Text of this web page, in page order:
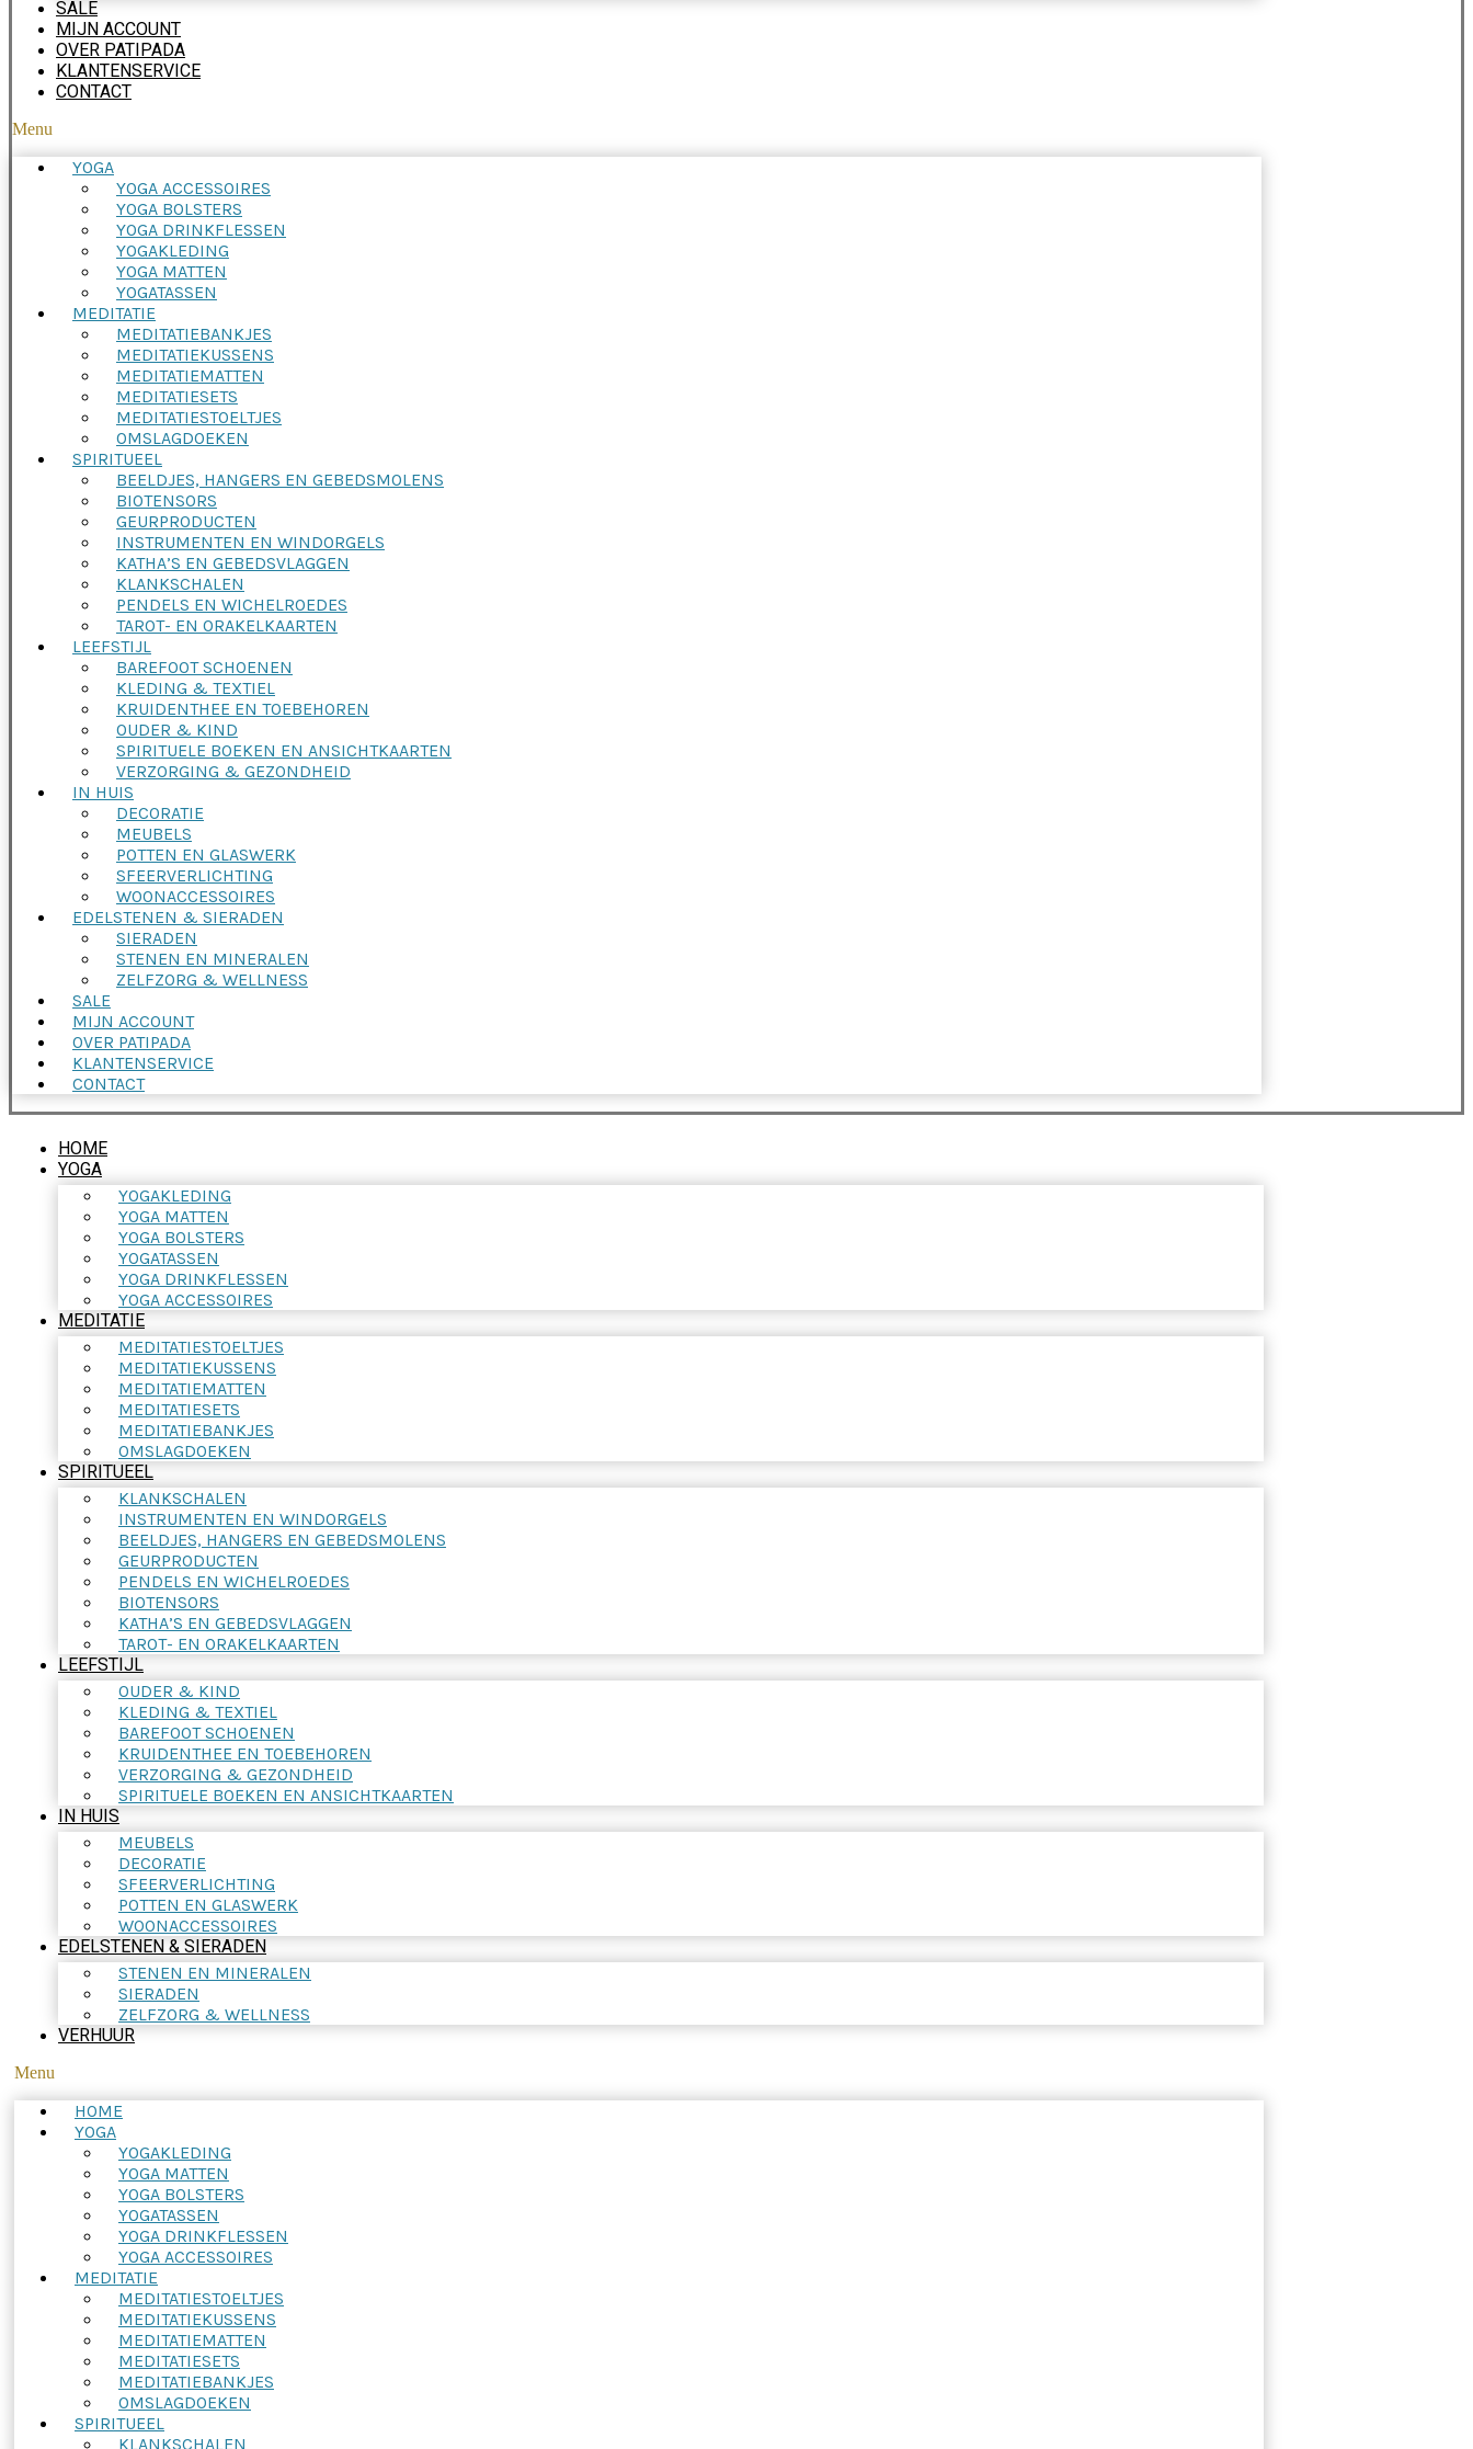
SALE
MIJN ACCOUNT
OVER PATIPADA
KLANTENSERVICE
CONTACT
Menu
YOGA
YOGA ACCESSOIRES
YOGA BOLSTERS
YOGA DRINKFLESSEN
YOGAKLEDING
YOGA MATTEN
YOGATASSEN
MEDITATIE
MEDITATIEBANKJES
MEDITATIEKUSSENS
MEDITATIEMATTEN
MEDITATIESETS
MEDITATIESTOELTJES
OMSLAGDOEKEN
SPIRITUEEL
BEELDJES, HANGERS EN GEBEDSMOLENS
BIOTENSORS
GEURPRODUCTEN
INSTRUMENTEN EN WINDORGELS
KATHA’S EN GEBEDSVLAGGEN
KLANKSCHALEN
PENDELS EN WICHELROEDES
TAROT- EN ORAKELKAARTEN
LEEFSTIJL
BAREFOOT SCHOENEN
KLEDING & TEXTIEL
KRUIDENTHEE EN TOEBEHOREN
OUDER & KIND
SPIRITUELE BOEKEN EN ANSICHTKAARTEN
VERZORGING & GEZONDHEID
IN HUIS
DECORATIE
MEUBELS
POTTEN EN GLASWERK
SFEERVERLICHTING
WOONACCESSOIRES
EDELSTENEN & SIERADEN
SIERADEN
STENEN EN MINERALEN
ZELFZORG & WELLNESS
SALE
MIJN ACCOUNT
OVER PATIPADA
KLANTENSERVICE
CONTACT
HOME
YOGA
YOGAKLEDING
YOGA MATTEN
YOGA BOLSTERS
YOGATASSEN
YOGA DRINKFLESSEN
YOGA ACCESSOIRES
MEDITATIE
MEDITATIESTOELTJES
MEDITATIEKUSSENS
MEDITATIEMATTEN
MEDITATIESETS
MEDITATIEBANKJES
OMSLAGDOEKEN
SPIRITUEEL
KLANKSCHALEN
INSTRUMENTEN EN WINDORGELS
BEELDJES, HANGERS EN GEBEDSMOLENS
GEURPRODUCTEN
PENDELS EN WICHELROEDES
BIOTENSORS
KATHA’S EN GEBEDSVLAGGEN
TAROT- EN ORAKELKAARTEN
LEEFSTIJL
OUDER & KIND
KLEDING & TEXTIEL
BAREFOOT SCHOENEN
KRUIDENTHEE EN TOEBEHOREN
VERZORGING & GEZONDHEID
SPIRITUELE BOEKEN EN ANSICHTKAARTEN
IN HUIS
MEUBELS
DECORATIE
SFEERVERLICHTING
POTTEN EN GLASWERK
WOONACCESSOIRES
EDELSTENEN & SIERADEN
STENEN EN MINERALEN
SIERADEN
ZELFZORG & WELLNESS
VERHUUR
Menu
HOME
YOGA
YOGAKLEDING
YOGA MATTEN
YOGA BOLSTERS
YOGATASSEN
YOGA DRINKFLESSEN
YOGA ACCESSOIRES
MEDITATIE
MEDITATIESTOELTJES
MEDITATIEKUSSENS
MEDITATIEMATTEN
MEDITATIESETS
MEDITATIEBANKJES
OMSLAGDOEKEN
SPIRITUEEL
KLANKSCHALEN